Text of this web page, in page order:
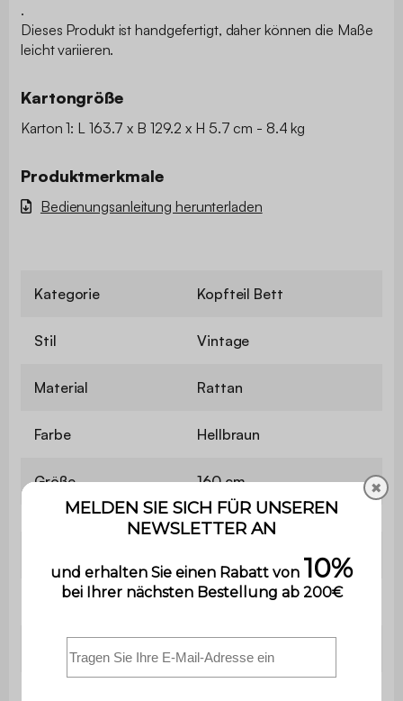
.
Dieses Produkt ist handgefertigt, daher können die Maße
leicht variieren.
Kartongröße
Karton 1: L 163.7 x B 129.2 x H 5.7 cm - 8.4 kg
Produktmerkmale
Bedienungsanleitung herunterladen
Kategorie Kopfteil Bett
Stil Vintage
Material Rattan
Farbe Hellbraun
Größe 160 cm
Verwendung Nur für den Privatgebrauch
Garantie 2 Jahre
✖